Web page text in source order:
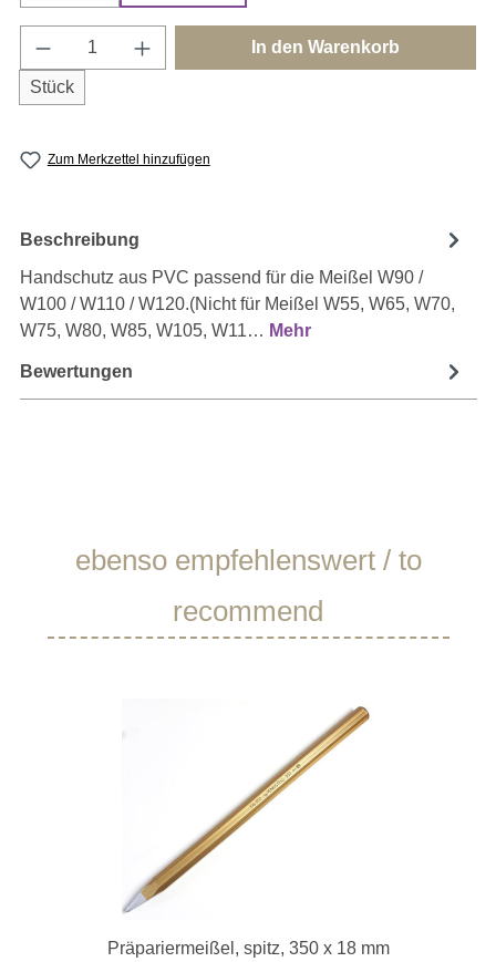
Produkt Anzahl: Gib den gewünschten
Stück
In den Warenkorb
Zum Merkzettel hinzufügen
Beschreibung
Handschutz aus PVC passend für die Meißel W90 /
W100 / W110 / W120.(Nicht für Meißel W55, W65, W70,
W75, W80, W85, W105, W11… Mehr
Bewertungen
Produktgalerie überspringen
ebenso empfehlenswert / to
recommend
Präpariermeißel, spitz, 350 x 18 mm